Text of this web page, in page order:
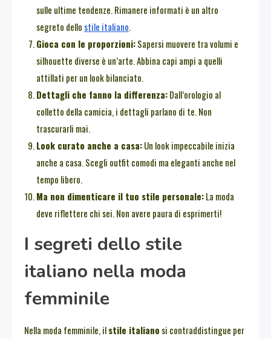
sulle ultime tendenze. Rimanere informati è un altro
segreto dello stile italiano.
Gioca con le proporzioni:Sapersi muovere tra volumi e
silhouette diverse è un’arte. Abbina capi ampi a quelli
attillati per un look bilanciato.
Dettagli che fanno la differenza:Dall’orologio al
colletto della camicia, i dettagli parlano di te. Non
trascurarli mai.
Look curato anche a casa:Un look impeccabile inizia
anche a casa. Scegli outfit comodi ma eleganti anche nel
tempo libero.
Ma non dimenticare il tuo stile personale:La moda
deve riflettere chi sei. Non avere paura di esprimerti!
I segreti dello stile
italiano nella moda
femminile
Nella moda femminile, ilstile italiano si contraddistingue per